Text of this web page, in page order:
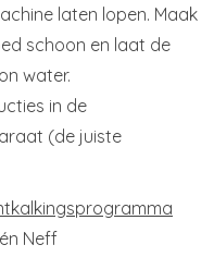
laten lopen. Maak
schoon en laat de
water.
in de
(de juiste
Neff